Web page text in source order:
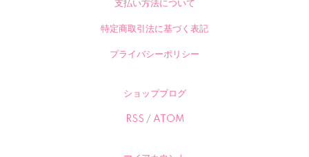
支払い方法について
特定商取引法に基づく表記
プライバシーポリシー
ショップブログ
RSS / ATOM